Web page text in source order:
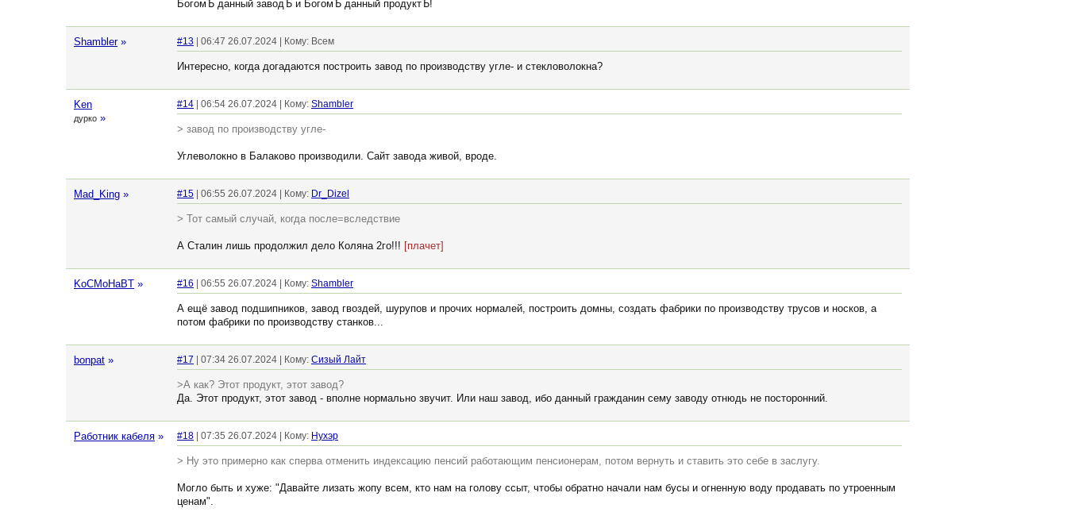
БогомЪ данный заводЪ и БогомЪ данный продуктЪ!
Shambler » #13 | 06:47 26.07.2024 | Кому: Всем
Интересно, когда догадаются построить завод по производству угле- и стекловолокна?
Ken
дурко »
#14 | 06:54 26.07.2024 | Кому: Shambler
> завод по производству угле-
Углеволокно в Балаково производили. Сайт завода живой, вроде.
Mad_King » #15 | 06:55 26.07.2024 | Кому: Dr_Dizel
> Тот самый случай, когда после=вследствие
А Сталин лишь продолжил дело Коляна 2го!!! [плачет]
KoCMoHaBT » #16 | 06:55 26.07.2024 | Кому: Shambler
А ещё завод подшипников, завод гвоздей, шурупов и прочих нормалей, построить домны, создать фабрики по производству трусов и носков, а
потом фабрики по производству станков...
bonpat » #17 | 07:34 26.07.2024 | Кому: Сизый Лайт
>А как? Этот продукт, этот завод?
Да. Этот продукт, этот завод - вполне нормально звучит. Или наш завод, ибо данный гражданин сему заводу отнюдь не посторонний.
Работник кабеля » #18 | 07:35 26.07.2024 | Кому: Нухэр
> Ну это примерно как сперва отменить индексацию пенсий работающим пенсионерам, потом вернуть и ставить это себе в заслугу.
Могло быть и хуже: "Давайте лизать жопу всем, кто нам на голову ссыт, чтобы обратно начали нам бусы и огненную воду продавать по утроенным
ценам".